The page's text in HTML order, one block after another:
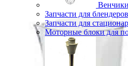
Запчасти для
Запчасти для
Моторные блоки для